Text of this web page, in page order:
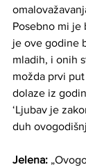
Posebno mi
je ove godine
mladih, i onih
možda prvi
dolaze iz
‘Ljubav je
duh
Jelena: